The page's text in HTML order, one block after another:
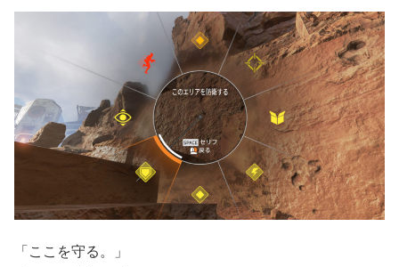
「ここを守る。」